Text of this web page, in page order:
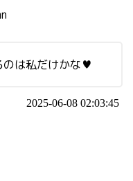
のは私だけかな♥
2025-06-08 02:03:45